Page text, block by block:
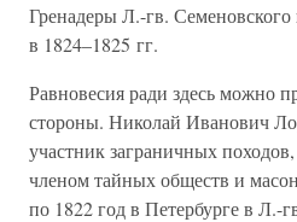
Гренадеры Л.-гв.
в 1824–1825 гг.
Равновесия ради здесь можно
стороны. Николай Иванович
участник заграничных
членом тайных обществ и
по 1822 год в Петербурге в Л.-